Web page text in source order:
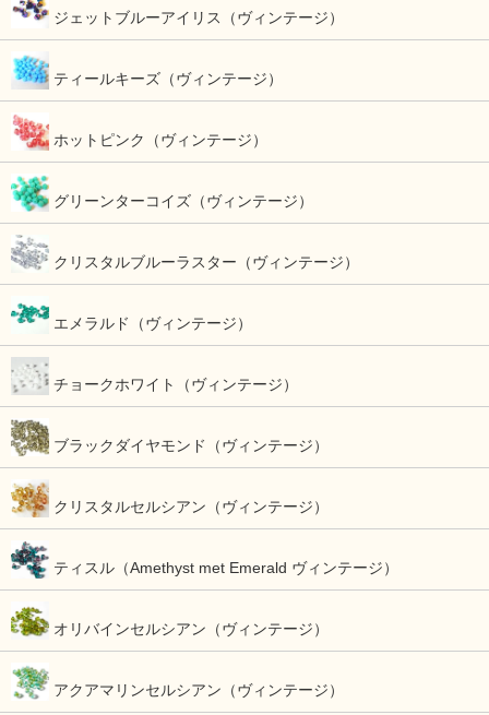
ジェットブルーアイリス（ヴィンテージ）
ティールキーズ（ヴィンテージ）
ホットピンク（ヴィンテージ）
グリーンターコイズ（ヴィンテージ）
クリスタルブルーラスター（ヴィンテージ）
エメラルド（ヴィンテージ）
チョークホワイト（ヴィンテージ）
ブラックダイヤモンド（ヴィンテージ）
クリスタルセルシアン（ヴィンテージ）
ティスル（Amethyst met Emerald ヴィンテージ）
オリバインセルシアン（ヴィンテージ）
アクアマリンセルシアン（ヴィンテージ）